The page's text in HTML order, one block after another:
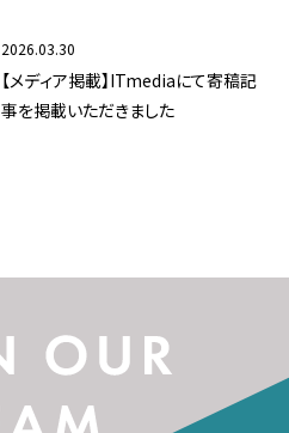
2026.03.30
【メディア掲載】ITmediaにて寄稿記
事を掲載いただきました